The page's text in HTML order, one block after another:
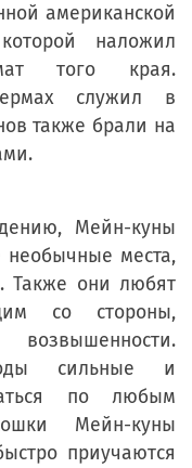
американской
наложил
того края.
служил в
также брали на
Мейн-куны
необычные места,
Также они любят
со стороны,
сильные и
по любым
Мейн-куны
приучаются